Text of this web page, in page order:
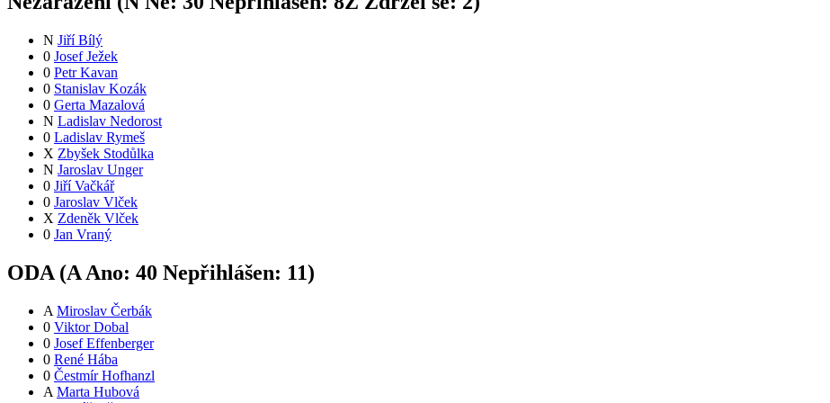
N Jiří Bílý
0 Josef Ježek
0 Petr Kavan
0 Stanislav Kozák
0 Gerta Mazalová
N Ladislav Nedorost
0 Ladislav Rymeš
X Zbyšek Stodůlka
N Jaroslav Unger
0 Jiří Vačkář
0 Jaroslav Vlček
X Zdeněk Vlček
0 Jan Vraný
ODA (A Ano: 40 Nepřihlášen: 11)
A Miroslav Čerbák
0 Viktor Dobal
0 Josef Effenberger
0 René Hába
0 Čestmír Hofhanzl
A Marta Hubová